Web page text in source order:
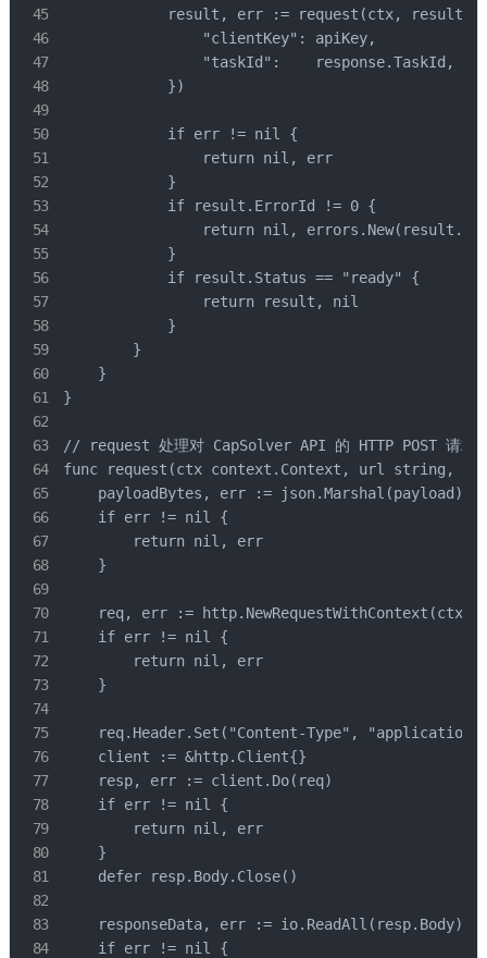
result, err := request(ctx,
                "clientKey": apiKey,
                "taskId":    response.TaskId,
            })
            if err != nil {
                return nil, err
            }
            if result.ErrorId != 0 {
return nil,
            }
            if result.Status == "ready" {
                return result, nil
            }
        }
    }
}
// request 处理对 CapSolver API 的 HTTP POST 请求
func request(ctx context.Context, url string,
    payloadBytes, err := json.Marshal(payload)
    if err != nil {
        return nil, err
    }
req, err := http.NewRequestWithContext(ctx,
    if err != nil {
        return nil, err
    }
req.Header.Set("Content-Type", "application/
    client := &http.Client{}
    resp, err := client.Do(req)
    if err != nil {
        return nil, err
    }
    defer resp.Body.Close()
    responseData, err := io.ReadAll(resp.Body)
    if err != nil {